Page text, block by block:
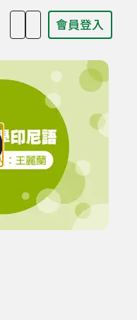
會員登入